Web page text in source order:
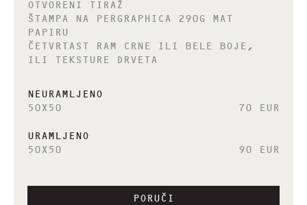
OTVORENI TIRAŽ
ŠTAMPA NA PERGRAPHICA 290G MAT
PAPIRU
ČETVRTAST RAM CRNE ILI BELE BOJE,
ILI TEKSTURE DRVETA
NEURAMLJENO
50X50
70 EUR
URAMLJENO
50X50
90 EUR
PORUČI